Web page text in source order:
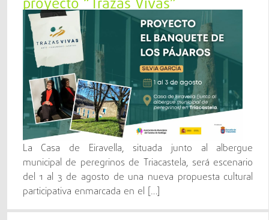
proyecto “Trazas Vivas”
La Casa de Eiravella, situada junto al albergue
municipal de peregrinos de Triacastela, será escenario
del 1 al 3 de agosto de una nueva propuesta cultural
participativa enmarcada en el […]